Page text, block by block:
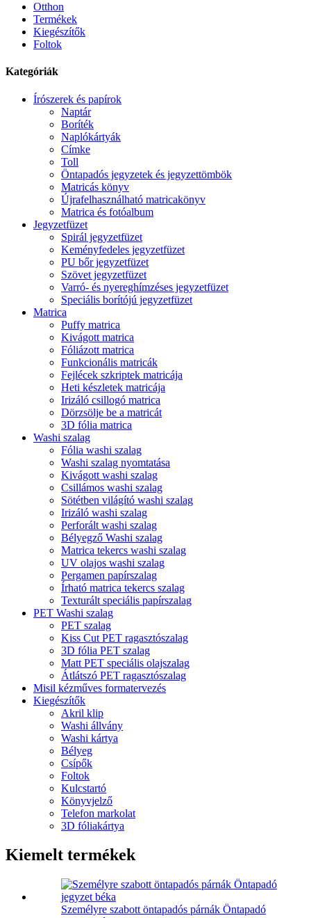
Otthon
Termékek
Kiegészítők
Foltok
Kategóriák
Írószerek és papírok
Naptár
Boríték
Naplókártyák
Címke
Toll
Öntapadós jegyzetek és jegyzettömbök
Matricás könyv
Újrafelhasználható matricakönyv
Matrica és fotóalbum
Jegyzetfüzet
Spirál jegyzetfüzet
Keményfedeles jegyzetfüzet
PU bőr jegyzetfüzet
Szövet jegyzetfüzet
Varró- és nyereghímzéses jegyzetfüzet
Speciális borítójú jegyzetfüzet
Matrica
Puffy matrica
Kivágott matrica
Fóliázott matrica
Funkcionális matricák
Fejlécek szkriptek matricája
Heti készletek matricája
Irizáló csillogó matrica
Dörzsölje be a matricát
3D fólia matrica
Washi szalag
Fólia washi szalag
Washi szalag nyomtatása
Kivágott washi szalag
Csillámos washi szalag
Sötétben világító washi szalag
Irizáló washi szalag
Perforált washi szalag
Bélyegző Washi szalag
Matrica tekercs washi szalag
UV olajos washi szalag
Pergamen papírszalag
Írható matrica tekercs szalag
Texturált speciális papírszalag
PET Washi szalag
PET szalag
Kiss Cut PET ragasztószalag
3D fólia PET szalag
Matt PET speciális olajszalag
Átlátszó PET ragasztószalag
Misil kézműves formatervezés
Kiegészítők
Akril klip
Washi állvány
Washi kártya
Bélyeg
Csípők
Foltok
Kulcstartó
Könyvjelző
Telefon markolat
3D fóliakártya
Kiemelt termékek
Személyre szabott öntapadós párnák Öntapadó